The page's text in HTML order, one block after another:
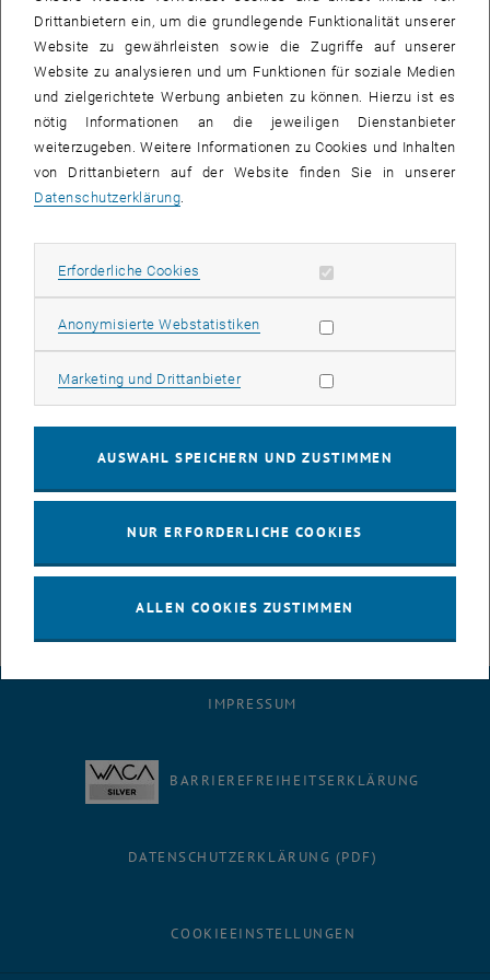
Experten Rudolf Burger (Universität für Angewandte Kunst), Heinz W.
Engl (Österreichische Mathematische Gesellschaft), Walter
Schachermayer (TU Wien) und Rudolf Taschner (TU Wien) der Frage
nachgehen "Ist Mathematik spekulativ?". Die Moderation übernimmt
wie immer Peter Weinberger.
Der Eintritt ist frei, ZuhörerInnen sind herzlich willkommen.
Heinz W. Engl (Österreichische Mathematische Gesellschaft)
Walter Schachermayer (TU Wien)
Rudolf Taschner (TU Wien)
Datum/Zeit:16. Dezember 2004, 18:30 Uhr
Ort:Boeckl-Saal der TU Wien, Karlsplatz 13, 1040 Wien, Stiege 1, 1.
<link http: www.tuwien.ac.at pr events
events_streitgespraeche_19.shtml blank tutextlinks>
IMPRESSUM
BARRIEREFREIHEITSERKLÄRUNG
DATENSCHUTZERKLÄRUNG (PDF)
COOKIEEINSTELLUNGEN
Drittanbietern ein, um die grundlegende Funktionalität unserer
Website zu gewährleisten sowie die Zugriffe auf unserer
Website zu analysieren und um Funktionen für soziale Medien
und zielgerichtete Werbung anbieten zu können. Hierzu ist es
nötig Informationen an die jeweiligen Dienstanbieter
weiterzugeben. Weitere Informationen zu Cookies und Inhalten
von Drittanbietern auf der Website finden Sie in unserer
Datenschutzerklärung.
Erforderliche Cookies Erforderliche Cookies zulassen
Anonymisierte WebstatistikenStatistik Cookies zulassen
Marketing und DrittanbieterMarketing Cookies zulassen
AUSWAHL SPEICHERN UND ZUSTIMMEN
NUR ERFORDERLICHE COOKIES
ALLEN COOKIES ZUSTIMMEN